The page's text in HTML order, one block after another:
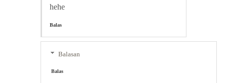
hehe
Balas
Balasan
Balas